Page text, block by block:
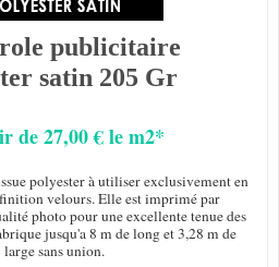
publicitaire
satin 205 Gr
de 27,00 € le m2*
polyester à utiliser exclusivement en
velours. Elle est imprimé par
photo pour une excellente tenue des
jusqu'a 8 m de long et 3,28 m de
large sans union.